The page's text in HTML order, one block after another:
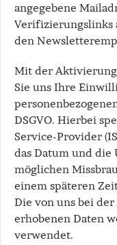
angegebene
Verifizierungslinks
den
Mit der
Sie uns Ihre
DSGVO. Hierbei
Service-Provider
das Datum und
möglichen
einem späteren
Die von uns bei
erhobenen Daten
verwendet.